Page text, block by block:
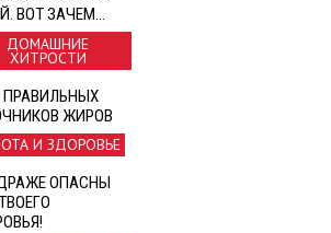
ВОТ ЗАЧЕМ…
ДОМАШНИЕ
ХИТРОСТИ
ПРАВИЛЬНЫХ
ЖИРОВ
И ЗДОРОВЬЕ
ОПАСНЫ